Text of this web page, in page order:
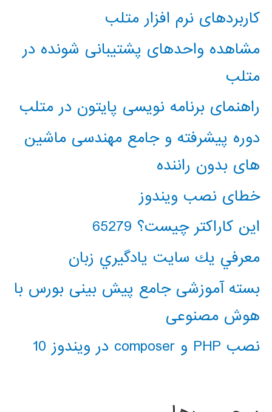
کاربردهای نرم افزار متلب
مشاهده واحدهای پشتیبانی شونده در
متلب
راهنمای برنامه نویسی پایتون در متلب
دوره پیشرفته و جامع مهندسی ماشین
های بدون راننده
خطای نصب ویندوز
این کاراکتر چیست؟ 65279
معرفي يك سايت يادگيري زبان
بسته آموزشی جامع پیش بینی بورس با
هوش مصنوعی
نصب PHP و composer در ویندوز 10